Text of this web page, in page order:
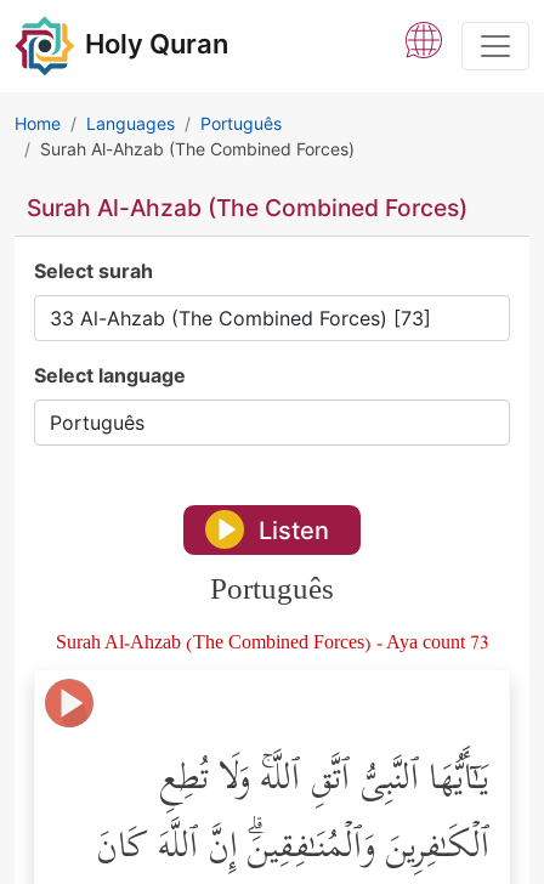
Holy Quran
Home Languages
Português
Surah Al-Ahzab (The Combined Forces)
Surah Al-Ahzab (The Combined Forces)
Select surah
Select language
Listen
Português
Surah Al-Ahzab (The Combined Forces) - Aya count 73
یَـٰۤأَیُّهَا ٱلنَّبِیُّ ٱتَّقِ ٱللَّهۚ وَلَا تُطِعِ
ٱلۡكَـٰفِرِینَ وَٱلۡمُنَـٰفِقِینَۗ إِنَّ ٱللَّهَ كَانَ